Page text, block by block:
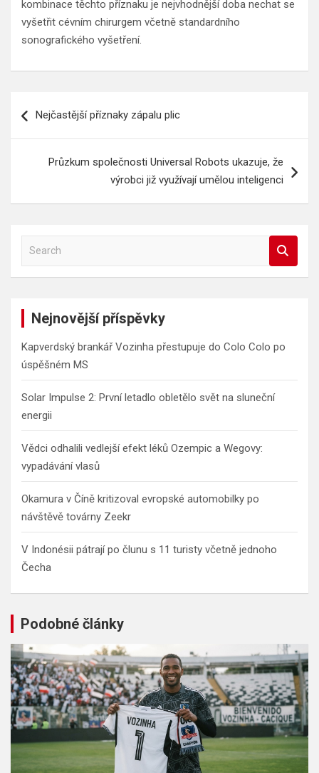
kombinace těchto příznaku je nejvhodnější doba nechat se
vyšetřit cévním chirurgem včetně standardního
sonografického vyšetření.
proNejčastější příznaky zápalu plic
Průzkum společnosti Universal Robots ukazuje, že
výrobci již využívají umělou inteligenci
a
Nejnovější příspěvky
Kapverdský brankář Vozinha přestupuje do Colo Colo po
úspěšném MS
Solar Impulse 2: První letadlo obletělo svět na sluneční
energii
Vědci odhalili vedlejší efekt léků Ozempic a Wegovy:
vypadávání vlasů
Okamura v Číně kritizoval evropské automobilky po
návštěvě továrny Zeekr
V Indonésii pátrají po člunu s 11 turisty včetně jednoho
Čecha
Podobné články